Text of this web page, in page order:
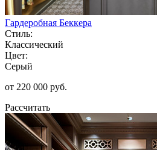
Гардеробная Беккера
Стиль:
Классический
Цвет:
Серый
от 220 000 руб.
Рассчитать